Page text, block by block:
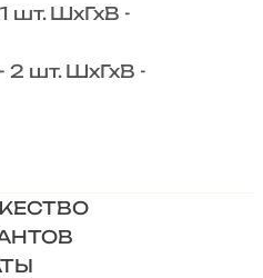
ШхГхВ -
шт. ШхГхВ -